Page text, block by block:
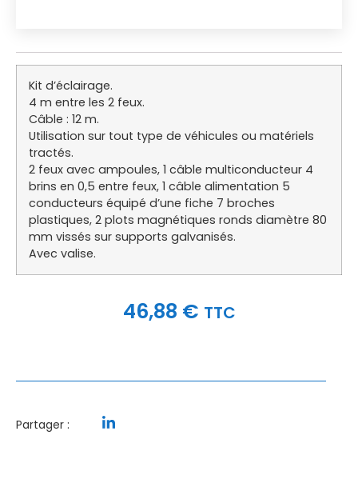
Kit d’éclairage.
4 m entre les 2 feux.
Câble : 12 m.
Utilisation sur tout type de véhicules ou matériels
tractés.
2 feux avec ampoules, 1 câble multiconducteur 4
brins en 0,5 entre feux, 1 câble alimentation 5
conducteurs équipé d’une fiche 7 broches
plastiques, 2 plots magnétiques ronds diamètre 80
mm vissés sur supports galvanisés.
Avec valise.
46,88 € TTC
Partager :